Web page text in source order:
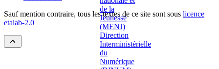
Sauf mention contraire, tous les textes de ce site sont sous licence
etalab-2.0